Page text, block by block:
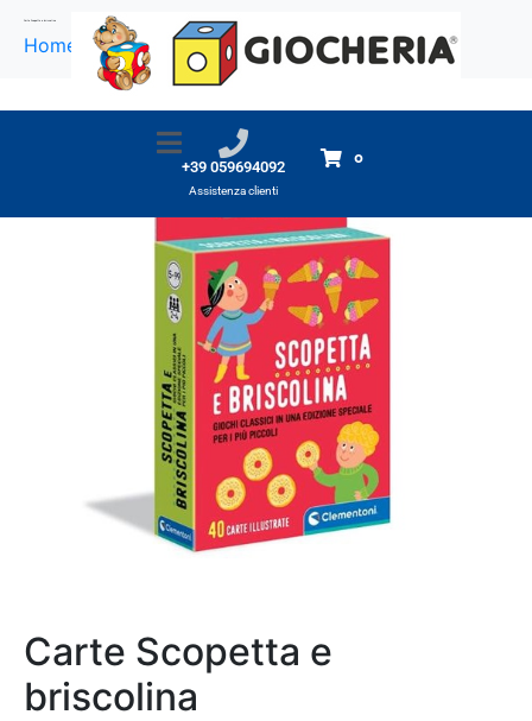
+39 059694092
Assistenza clienti
0
Home Prodotti Carte Scopetta e briscolina
Carte Scopetta e
briscolina